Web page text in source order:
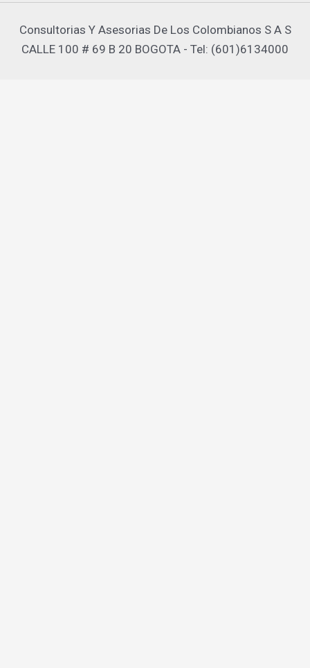
Consultorias Y Asesorias De Los Colombianos S A S
CALLE 100 # 69 B 20 BOGOTA - Tel: (601)6134000